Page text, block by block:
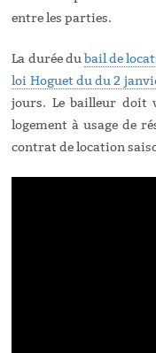
entre les parties.
La durée dubail de
loi Hoguet du du 2
jours. Le bailleur doit
logement à usage de
contrat de location